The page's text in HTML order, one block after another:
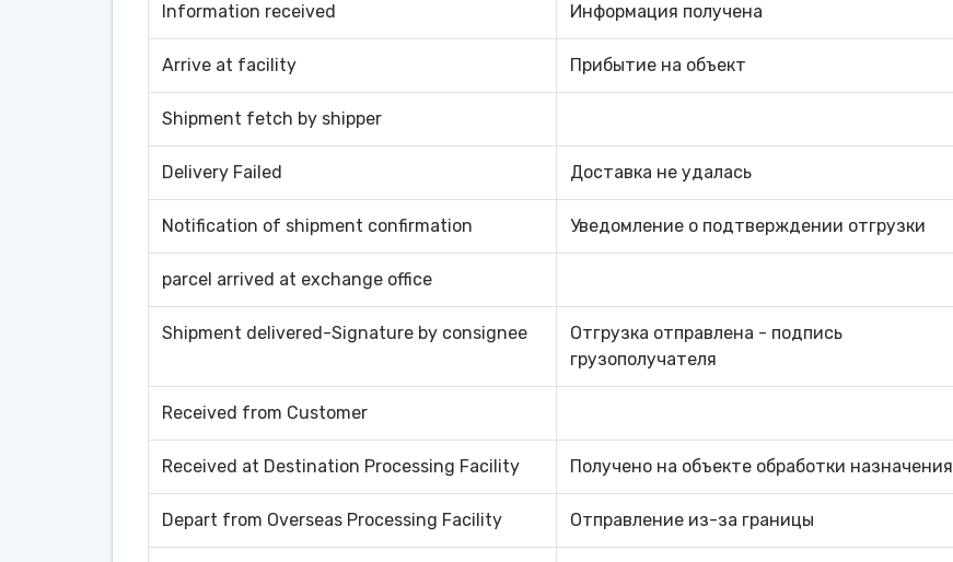
Information received Информация получена
Arrive at facility Прибытие на объект
Shipment fetch by shipper
Delivery Failed Доставка не удалась
Notification of shipment confirmation Уведомление о подтверждении отгрузки
parcel arrived at exchange office
Shipment delivered-Signature by consignee
Отгрузка отправлена ​​- подпись
грузополучателя
Received from Customer
Received at Destination Processing Facility Получено на объекте обработки назначения
Depart from Overseas Processing Facility Отправление из-за границы